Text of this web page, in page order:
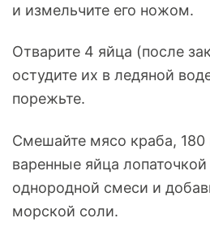
и измельчите его ножом.
Отварите 4 яйца (после
остудите их в ледяной
порежьте.
Смешайте мясо краба, 180
варенные яйца
однородной смеси и
морской соли.